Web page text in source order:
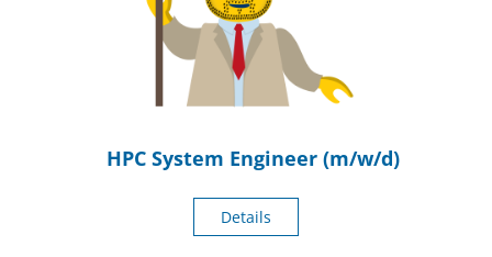
HPC System Engineer (m/w/d)
Details